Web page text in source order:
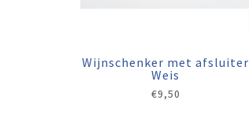
Wijnschenker met afsluiter
Weis
€9,50